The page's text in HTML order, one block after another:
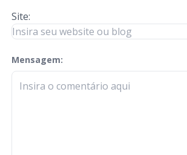
Site:
Mensagem:
check-terms